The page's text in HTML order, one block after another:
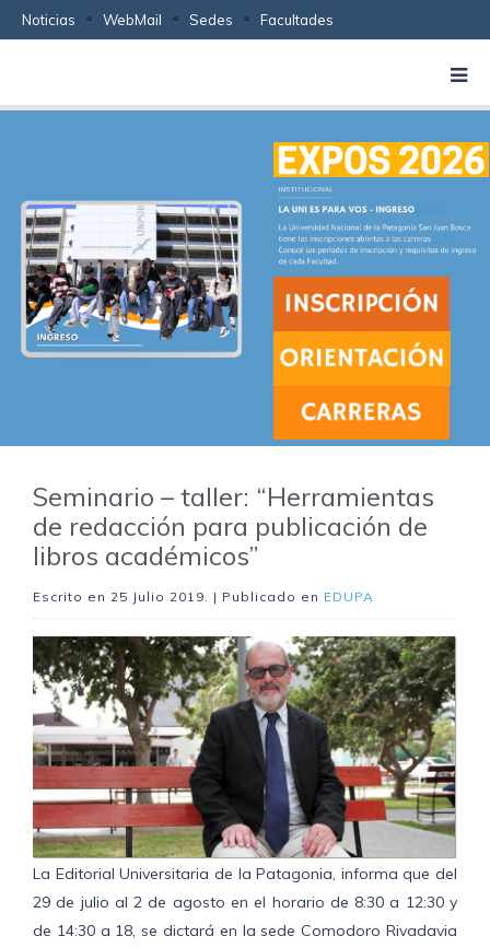
Noticias WebMail Sedes Facultades
Seminario – taller: “Herramientas
de redacción para publicación de
libros académicos”
Escrito en 25 Julio 2019. | Publicado en EDUPA
La Editorial Universitaria de la Patagonia, informa que del
29 de julio al 2 de agosto en el horario de 8:30 a 12:30 y
de 14:30 a 18, se dictará en la sede Comodoro Rivadavia